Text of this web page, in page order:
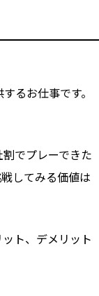
るお仕事です。
でプレーできた
してみる価値は
ト、デメリット